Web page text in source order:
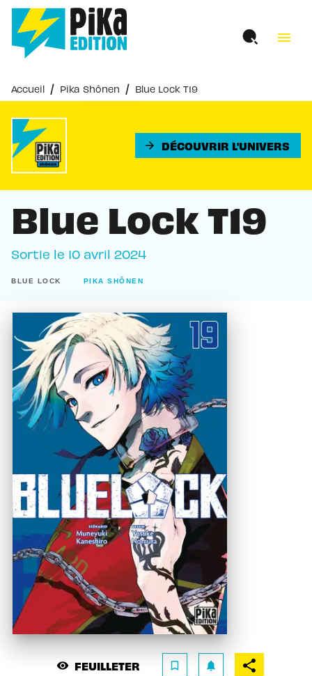
MENU RECHERCHE
PIED DE PAGE
menu
Accueil / Pika Shônen / Blue Lock T19
arrow_forward DÉCOUVRIR L'UNIVERS
Blue Lock T19
Sortie le 10 avril 2024
BLUE LOCK PIKA SHÔNEN
visibility FEUILLETER bookmark_border notifications